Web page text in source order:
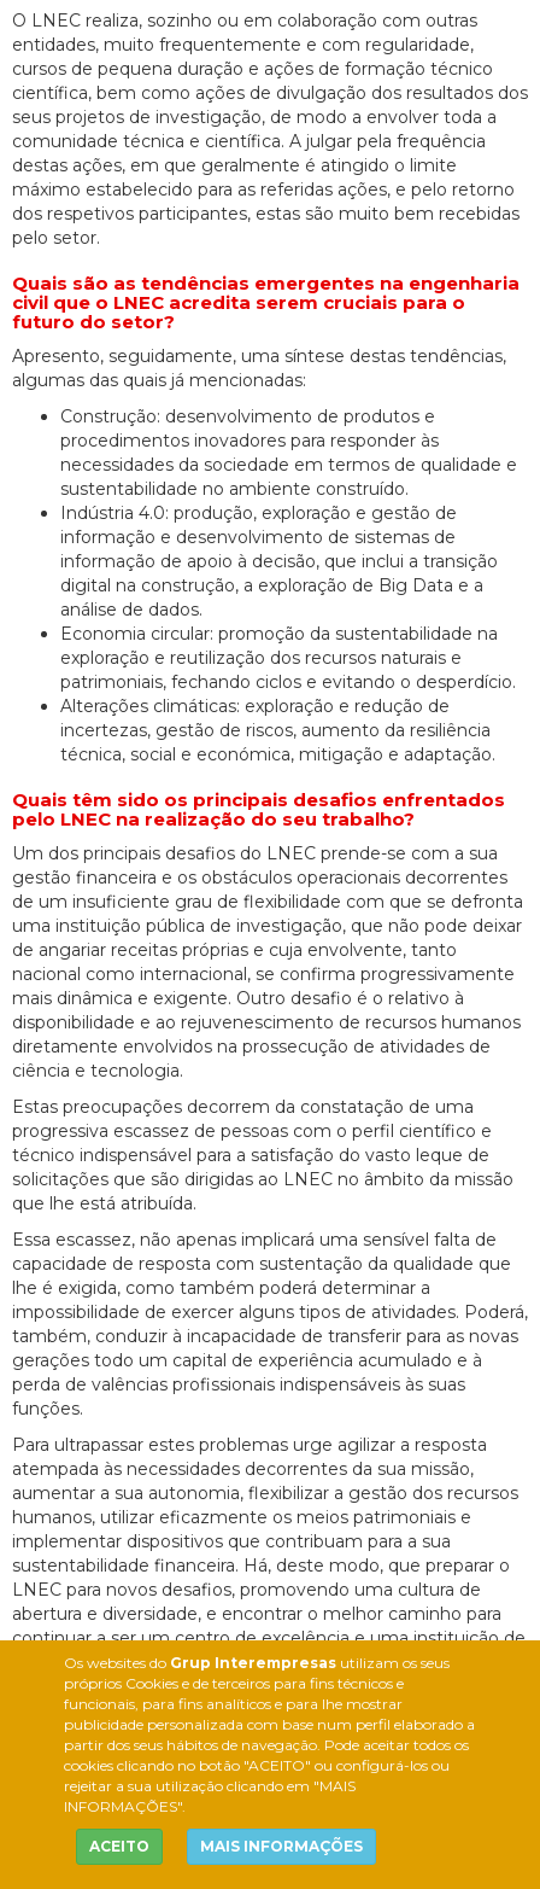
Os websites do Grup Interempresasutilizam os seus
próprios Cookies e de terceiros para fins técnicos e
funcionais, para fins analíticos e para lhe mostrar
publicidade personalizada com base num perfil elaborado a
partir dos seus hábitos de navegação. Pode aceitar todos os
cookies clicando no botão "ACEITO" ou configurá-los ou
rejeitar a sua utilização clicando em "MAIS
INFORMAÇÕES".
ACEITO MAIS INFORMAÇÕES
O LNEC realiza, sozinho ou em colaboração com outras
entidades, muito frequentemente e com regularidade,
cursos de pequena duração e ações de formação técnico
científica, bem como ações de divulgação dos resultados dos
seus projetos de investigação, de modo a envolver toda a
comunidade técnica e científica. A julgar pela frequência
destas ações, em que geralmente é atingido o limite
máximo estabelecido para as referidas ações, e pelo retorno
dos respetivos participantes, estas são muito bem recebidas
pelo setor.
Quais são as tendências emergentes na engenharia
civil que o LNEC acredita serem cruciais para o
futuro do setor?
Apresento, seguidamente, uma síntese destas tendências,
algumas das quais já mencionadas:
Construção: desenvolvimento de produtos e
procedimentos inovadores para responder às
necessidades da sociedade em termos de qualidade e
sustentabilidade no ambiente construído.
Indústria 4.0: produção, exploração e gestão de
informação e desenvolvimento de sistemas de
informação de apoio à decisão, que inclui a transição
digital na construção, a exploração de Big Data e a
análise de dados.
Economia circular: promoção da sustentabilidade na
exploração e reutilização dos recursos naturais e
patrimoniais, fechando ciclos e evitando o desperdício.
Alterações climáticas: exploração e redução de
incertezas, gestão de riscos, aumento da resiliência
técnica, social e económica, mitigação e adaptação.
Quais têm sido os principais desafios enfrentados
pelo LNEC na realização do seu trabalho?
Um dos principais desafios do LNEC prende-se com a sua
gestão financeira e os obstáculos operacionais decorrentes
de um insuficiente grau de flexibilidade com que se defronta
uma instituição pública de investigação, que não pode deixar
de angariar receitas próprias e cuja envolvente, tanto
nacional como internacional, se confirma progressivamente
mais dinâmica e exigente. Outro desafio é o relativo à
disponibilidade e ao rejuvenescimento de recursos humanos
diretamente envolvidos na prossecução de atividades de
ciência e tecnologia.
Estas preocupações decorrem da constatação de uma
progressiva escassez de pessoas com o perfil científico e
técnico indispensável para a satisfação do vasto leque de
solicitações que são dirigidas ao LNEC no âmbito da missão
que lhe está atribuída.
Essa escassez, não apenas implicará uma sensível falta de
capacidade de resposta com sustentação da qualidade que
lhe é exigida, como também poderá determinar a
impossibilidade de exercer alguns tipos de atividades. Poderá,
também, conduzir à incapacidade de transferir para as novas
gerações todo um capital de experiência acumulado e à
perda de valências profissionais indispensáveis às suas
funções.
Para ultrapassar estes problemas urge agilizar a resposta
atempada às necessidades decorrentes da sua missão,
aumentar a sua autonomia, flexibilizar a gestão dos recursos
humanos, utilizar eficazmente os meios patrimoniais e
implementar dispositivos que contribuam para a sua
sustentabilidade financeira. Há, deste modo, que preparar o
LNEC para novos desafios, promovendo uma cultura de
abertura e diversidade, e encontrar o melhor caminho para
continuar a ser um centro de excelência e uma instituição de
referência no domínio da engenharia civil.
Existem planos para expandir a atuação do LNEC
para áreas ou tecnologias que ainda não são
exploradas pela instituição?
Numa instituição de investigação a expansão para áreas ou
tecnologias ainda não existentes é uma consequência
natural da evolução científica e técnica e está associada à
necessidade de dar uma melhor resposta à sociedade. Esta